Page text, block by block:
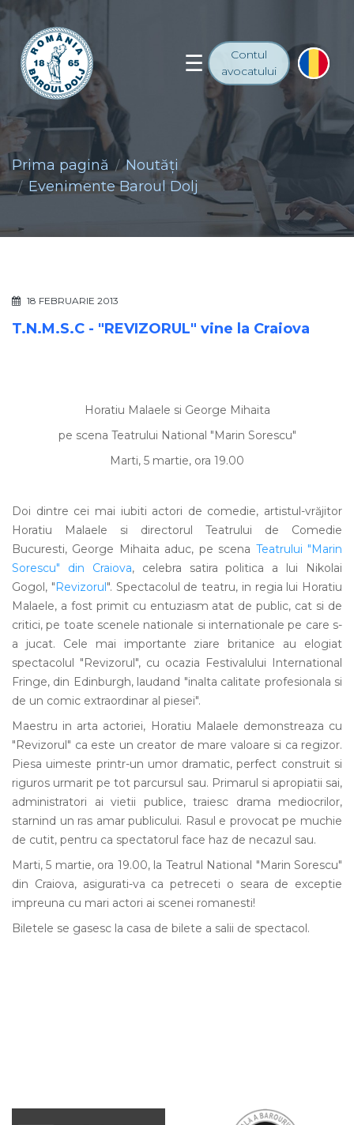
Contul
avocatului
Prima pagină
Noutăţi
Evenimente Baroul Dolj
18 FEBRUARIE 2013
T.N.M.S.C - "REVIZORUL" vine la Craiova
Horatiu Malaele si George Mihaita
pe scena Teatrului National "Marin Sorescu"
Marti, 5 martie, ora 19.00
Doi dintre cei mai iubiti actori de comedie, artistul-vrăjitor
Horatiu Malaele si directorul Teatrului de Comedie
Bucuresti, George Mihaita aduc, pe scena Teatrului "Marin
Sorescu" din Craiova, celebra satira politica a lui Nikolai
Gogol, "Revizorul". Spectacolul de teatru, in regia lui Horatiu
Malaele, a fost primit cu entuziasm atat de public, cat si de
critici, pe toate scenele nationale si internationale pe care s-
a jucat. Cele mai importante ziare britanice au elogiat
spectacolul "Revizorul", cu ocazia Festivalului International
Fringe, din Edinburgh, laudand "inalta calitate profesionala si
de un comic extraordinar al piesei".
Maestru in arta actoriei, Horatiu Malaele demonstreaza cu
"Revizorul" ca este un creator de mare valoare si ca regizor.
Piesa uimeste printr-un umor dramatic, perfect construit si
riguros urmarit pe tot parcursul sau. Primarul si apropiatii sai,
administratori ai vietii publice, traiesc drama mediocrilor,
starnind un ras amar publicului. Rasul e provocat pe muchie
de cutit, pentru ca spectatorul face haz de necazul sau.
Marti, 5 martie, ora 19.00, la Teatrul National "Marin Sorescu"
din Craiova, asigurati-va ca petreceti o seara de exceptie
impreuna cu mari actori ai scenei romanesti!
Biletele se gasesc la casa de bilete a salii de spectacol.